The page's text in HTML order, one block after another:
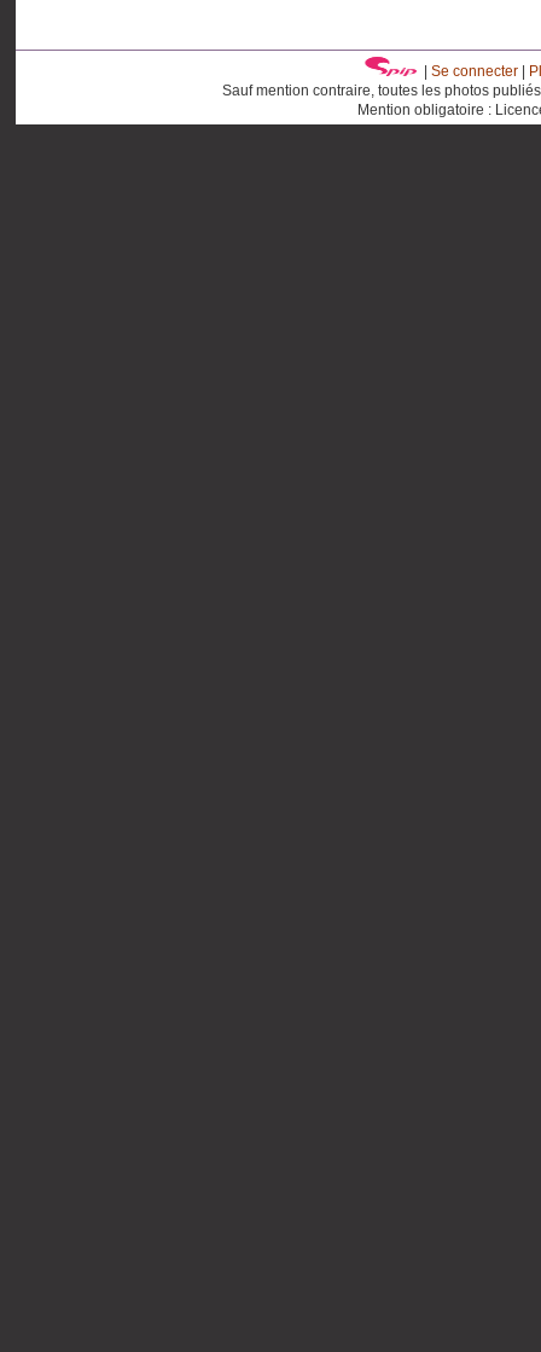
Se connecter|
Sauf mention contraire, toutes les photos
Mention obligatoire :